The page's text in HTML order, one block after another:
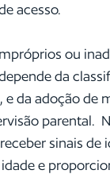
acesso.
ou
da
e da adoção de
parental.
sinais de
e